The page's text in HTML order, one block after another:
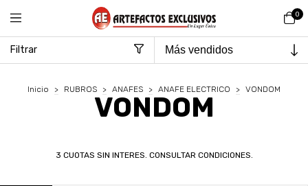
0
Filtrar
Inicio > RUBROS > ANAFES > ANAFE ELECTRICO > VONDOM
VONDOM
3 CUOTAS SIN INTERES. CONSULTAR CONDICIONES.